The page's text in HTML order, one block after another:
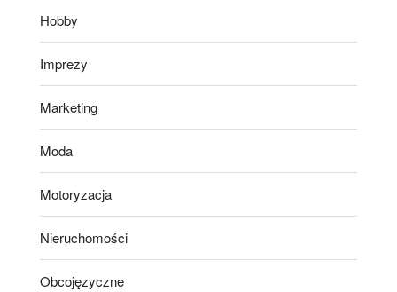
Hobby
Imprezy
Marketing
Moda
Motoryzacja
Nieruchomości
Obcojęzyczne